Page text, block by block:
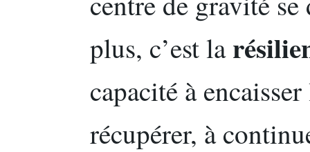
plus, c’est la
capacité à
récupérer, à